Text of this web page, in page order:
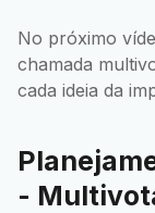
No próximo
chamada
cada ideia da
-